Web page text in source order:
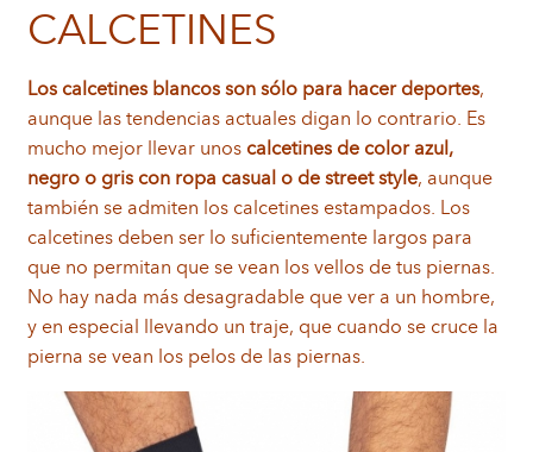
CALCETINES
Los calcetines blancos son sólo para hacer deportes,
aunque las tendencias actuales digan lo contrario. Es
mucho mejor llevar unos calcetines de color azul,
negro o gris con ropa casual o de street style, aunque
también se admiten los calcetines estampados. Los
calcetines deben ser lo suficientemente largos para
que no permitan que se vean los vellos de tus piernas.
No hay nada más desagradable que ver a un hombre,
y en especial llevando un traje, que cuando se cruce la
pierna se vean los pelos de las piernas.